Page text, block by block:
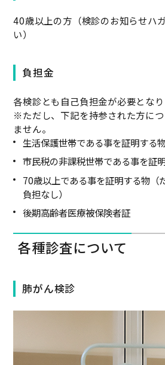
40歳以上の方（検診のお知らせハ
い）
負担金
各検診とも自己負担金が必要となり
※ただし、下記を持参された方に
ません。
生活保護世帯である事を証明する
市民税の非課税世帯である事を証
70歳以上である事を証明する物（
負担なし）
後期高齢者医療被保険者証
各種診査について
肺がん検診